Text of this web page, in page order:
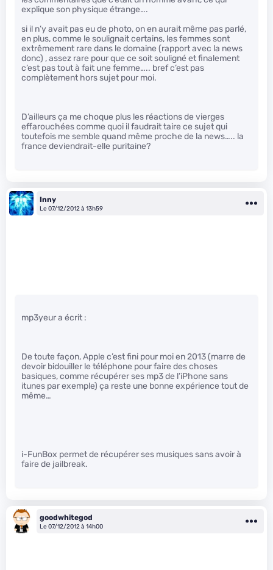
explique son physique étrange….
si il n’y avait pas eu de photo, on en aurait même pas parlé,
en plus, comme le soulignait certains, les femmes sont
extrêmement rare dans le domaine (rapport avec la news
donc) , assez rare pour que ce soit souligné et finalement
c’est pas tout à fait une femme….. bref c’est pas
complètement hors sujet pour moi.
D’ailleurs ça me choque plus les réactions de vierges
effarouchées comme quoi il faudrait taire ce sujet qui
toutefois me semble quand même proche de la news….. la
france deviendrait-elle puritaine?
Inny
Le 07/12/2012 à 13h59
mp3yeur a écrit :
De toute façon, Apple c’est fini pour moi en 2013 (marre de
devoir bidouiller le téléphone pour faire des choses
basiques, comme récupérer ses mp3 de l’iPhone sans
itunes par exemple) ça reste une bonne expérience tout de
même…
i-FunBox permet de récupérer ses musiques sans avoir à
faire de jailbreak.
goodwhitegod
Le 07/12/2012 à 14h00